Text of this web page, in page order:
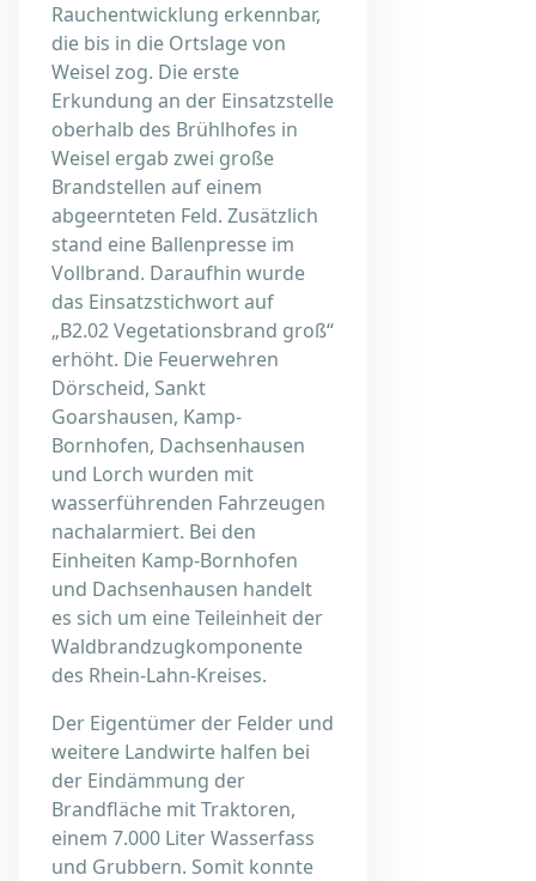
Rauchentwicklung erkennbar,
die bis in die Ortslage von
Weisel zog. Die erste
Erkundung an der Einsatzstelle
oberhalb des Brühlhofes in
Weisel ergab zwei große
Brandstellen auf einem
abgeernteten Feld. Zusätzlich
stand eine Ballenpresse im
Vollbrand. Daraufhin wurde
das Einsatzstichwort auf
„B2.02 Vegetationsbrand groß“
erhöht. Die Feuerwehren
Dörscheid, Sankt
Goarshausen, Kamp-
Bornhofen, Dachsenhausen
und Lorch wurden mit
wasserführenden Fahrzeugen
nachalarmiert. Bei den
Einheiten Kamp-Bornhofen
und Dachsenhausen handelt
es sich um eine Teileinheit der
Waldbrandzugkomponente
des Rhein-Lahn-Kreises.
Der Eigentümer der Felder und
weitere Landwirte halfen bei
der Eindämmung der
Brandfläche mit Traktoren,
einem 7.000 Liter Wasserfass
und Grubbern. Somit konnte